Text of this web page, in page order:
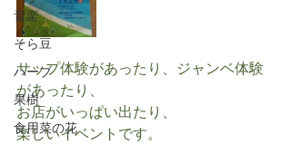
音楽
そら豆
ハーブ
果樹
食用菜の花
サップ体験があったり、ジャンベ体験
があったり、
お店がいっぱい出たり、
楽しいイベントです。